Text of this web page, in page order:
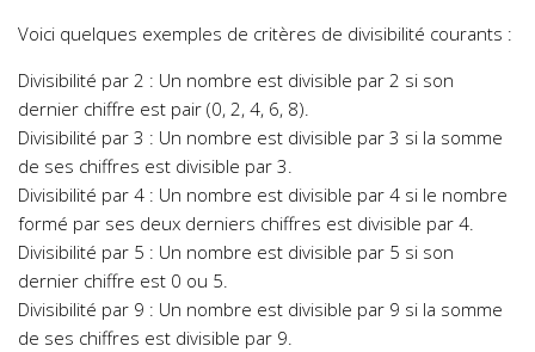
Voici quelques exemples de critères de divisibilité courants :
Divisibilité par 2 : Un nombre est divisible par 2 si son
dernier chiffre est pair (0, 2, 4, 6, 8).
Divisibilité par 3 : Un nombre est divisible par 3 si la somme
de ses chiffres est divisible par 3.
Divisibilité par 4 : Un nombre est divisible par 4 si le nombre
formé par ses deux derniers chiffres est divisible par 4.
Divisibilité par 5 : Un nombre est divisible par 5 si son
dernier chiffre est 0 ou 5.
Divisibilité par 9 : Un nombre est divisible par 9 si la somme
de ses chiffres est divisible par 9.